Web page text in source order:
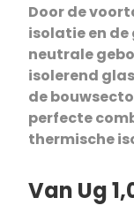
Door de
isolatie en
neutrale
isolerend
de
perfecte
thermische
Van Ug